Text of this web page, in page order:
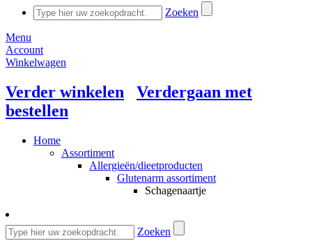
Zoeken
Menu
Account
Winkelwagen
Verder winkelen
Verdergaan met
bestellen
Home
Assortiment
Allergieën/dieetproducten
Glutenarm assortiment
Schagenaartje
Zoeken